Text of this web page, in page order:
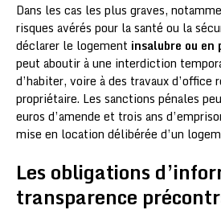
Dans les cas les plus graves,
risques avérés pour la santé ou la
déclarer le logement insalubre ou en
peut aboutir à une interdiction
d’habiter, voire à des travaux d’office
propriétaire. Les sanctions pénales
euros d’amende et trois ans
mise en location délibérée d’un
Les obligations
transparence